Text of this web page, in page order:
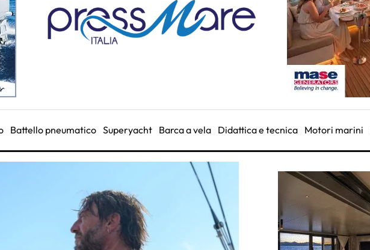
Battello pneumatico Superyacht Barca a vela Didattica e tecnica Motori marini